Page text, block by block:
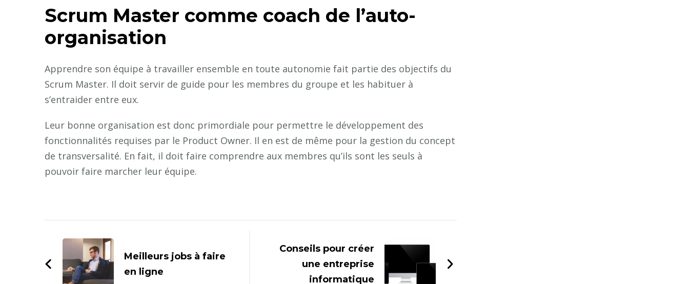
Scrum Master comme coach de l’auto-
organisation
Apprendre son équipe à travailler ensemble en toute autonomie fait partie des objectifs du
Scrum Master. Il doit servir de guide pour les membres du groupe et les habituer à
s’entraider entre eux.
Leur bonne organisation est donc primordiale pour permettre le développement des
fonctionnalités requises par le Product Owner. Il en est de même pour la gestion du concept
de transversalité. En fait, il doit faire comprendre aux membres qu’ils sont les seuls à
pouvoir faire marcher leur équipe.
d'article
Meilleurs jobs à faire
en ligne
Conseils pour créer
une entreprise
informatique